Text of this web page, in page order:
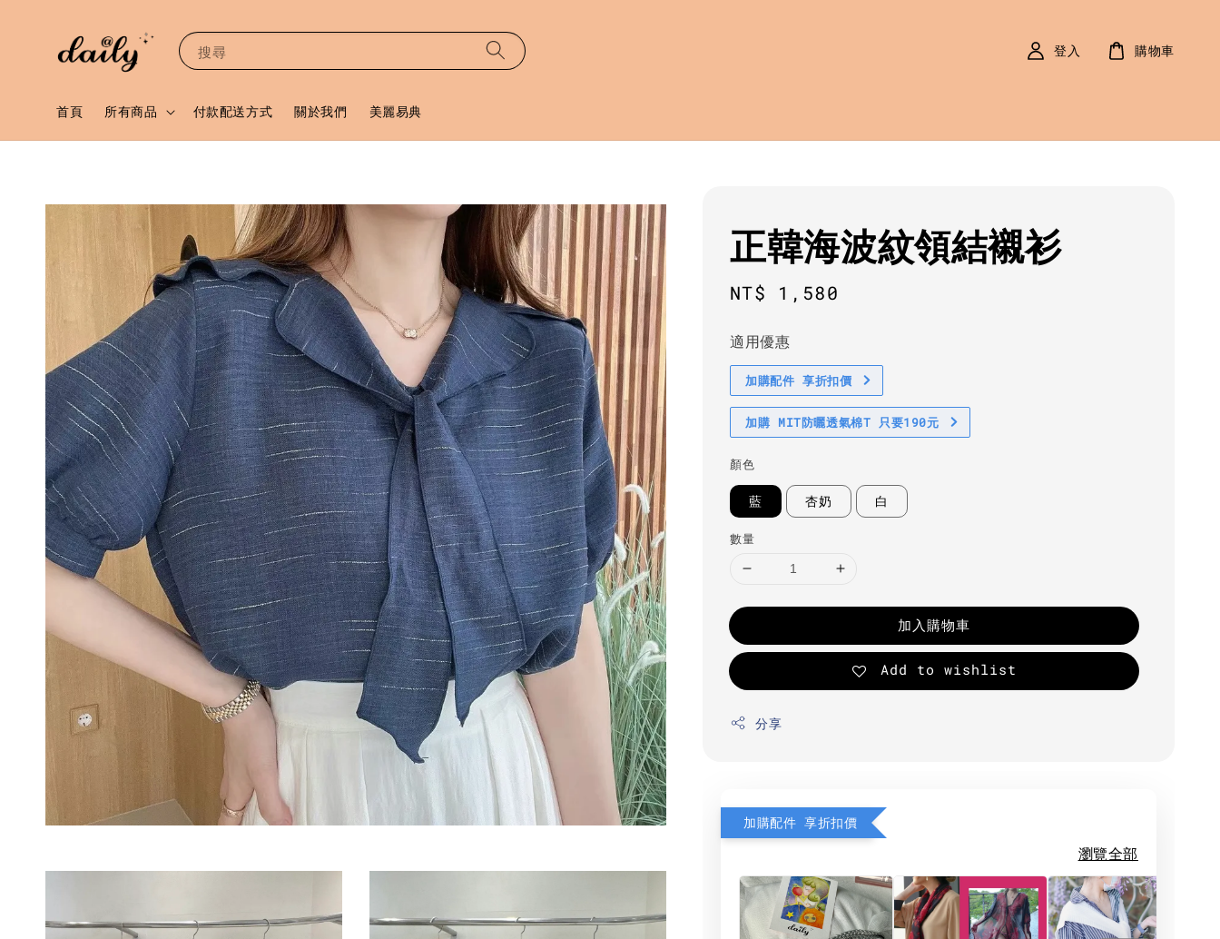
搜尋
首頁 所有商品 付款配送方式 關於我們 美麗易典
登入 購物車
正韓海波紋領結襯衫
Regular
NT$ 1,580
適用優惠
加購配件 享折扣價
加購 MIT防曬透氣棉T 只要190元
顏色
藍 杏奶 白
數量
加入購物車
Add to wishlist
分享
加購配件 享折扣價
瀏覽全部